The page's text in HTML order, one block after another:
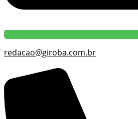
redacao@giroba.com.br